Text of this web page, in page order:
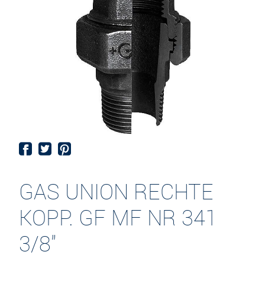
GAS UNION RECHTE
KOPP. GF MF NR 341
3/8"